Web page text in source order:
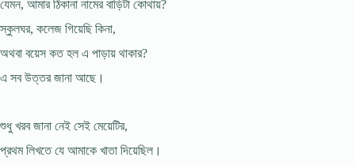
যেমন, আমার ঠিকানা নামের বাড়িটা কোথায়?
স্কুলঘর, কলেজ গিয়েছি কিনা,
অথবা বয়েস কত হল এ পাড়ায় থাকার?
এ সব উত্তর জানা আছে।
শুধু খরব জানা নেই সেই মেয়েটির,
প্রথম লিখতে যে আমাকে খাতা দিয়েছিল।